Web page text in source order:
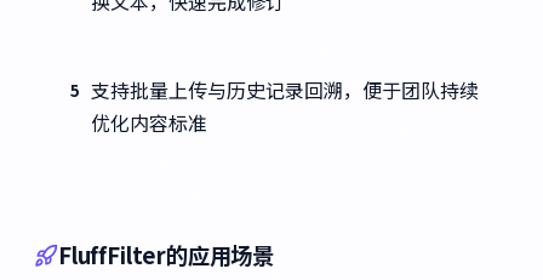
5 支持批量上传与历史记录回溯，便于团队持续
优化内容标准
FluffFilter的应用场景